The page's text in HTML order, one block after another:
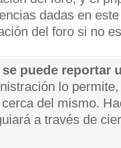
dadas en
del foro si no
puede reportar
lo
del mismo.
a través de